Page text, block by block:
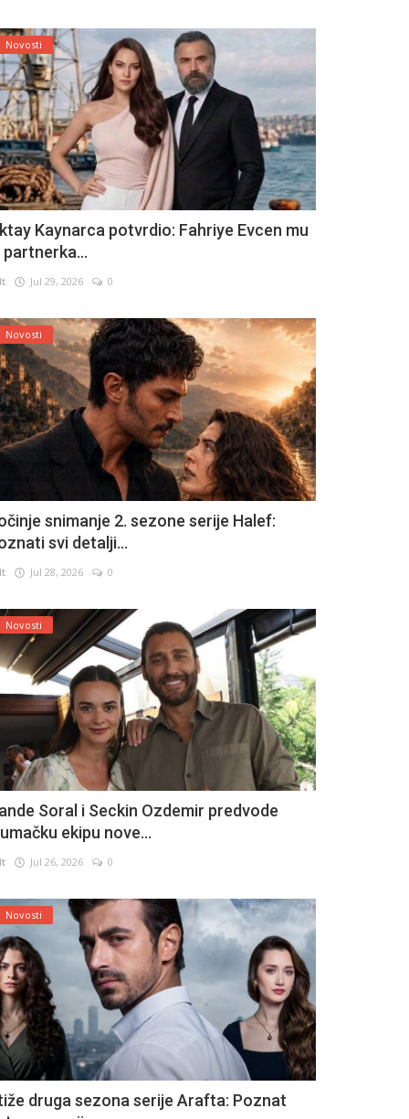
Novosti
Kaynarca potvrdio: Fahriye Evcen mu
partnerka...
Jul 29, 2026 0
Novosti
snimanje 2. sezone serije Halef:
svi detalji...
Jul 28, 2026 0
Novosti
Soral i Seckin Ozdemir predvode
ekipu nove...
Jul 26, 2026 0
Novosti
druga sezona serije Arafta: Poznat